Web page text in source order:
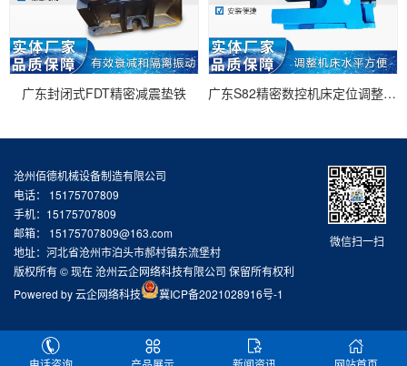
广东封闭式FDT精密减震垫铁 广东S82精密数控机床定位调整垫铁
微信扫一扫
沧州佰德机械设备制造有限公司
电话： 15175707809
手机：15175707809
邮箱： 15175707809@163.com
地址：河北省沧州市泊头市郝村镇东流堡村
版权所有 © 现在 沧州云企网络科技有限公司 保留所有权利
Powered by云企网络科技 冀ICP备2021028916号-1